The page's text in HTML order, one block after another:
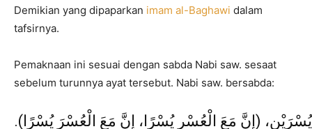
Demikian yang dipaparkan imam al-Baghawi dalam
tafsirnya.
Pemaknaan ini sesuai dengan sabda Nabi saw. sesaat
sebelum turunnya ayat tersebut. Nabi saw. bersabda:
(إِنَّ مَعَ الْعُسْرِ يُسْرًا، إِنَّ مَعَ الْعُسْرَ يُسْرًا).